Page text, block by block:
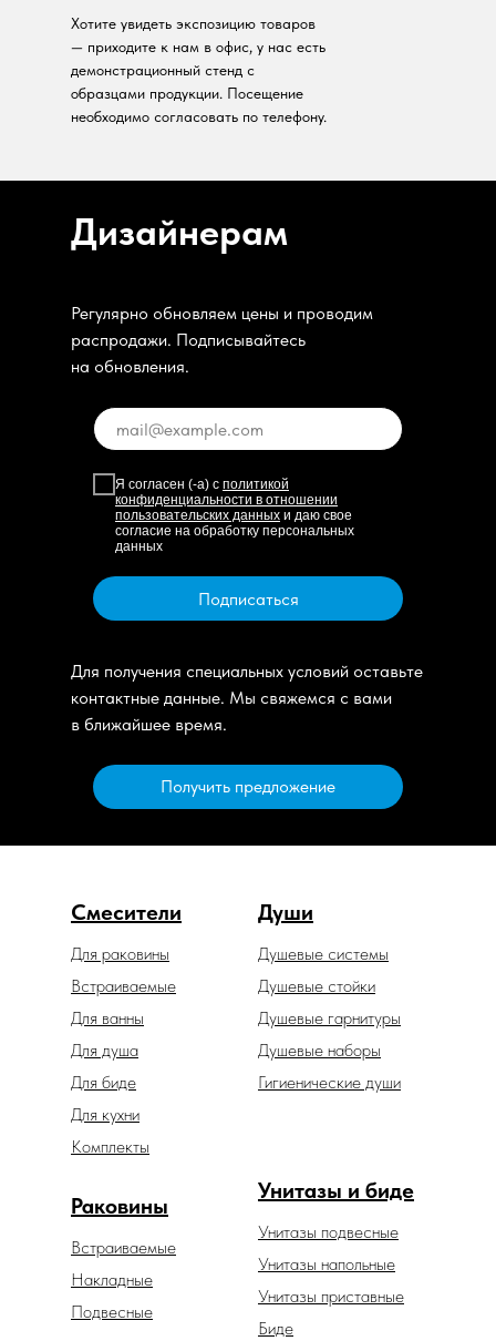
Хотите увидеть экспозицию товаров
— приходите к нам в офис, у нас есть
демонстрационный стенд с
образцами продукции. Посещение
необходимо согласовать по телефону.
Дизайнерам
Регулярно обновляем цены и проводим
распродажи. Подписывайтесь
на обновления.
Я согласен (-а) с политикой
конфиденциальности в отношении
пользовательских данных и даю свое
согласие на обработку персональных
данных
Подписаться
Для получения специальных условий оставьте
контактные данные. Мы свяжемся с вами
в ближайшее время.
Получить предложение
Смесители Души
Душевые гарнитуры
Душевые системы
Гигиенические души
Душевые наборы
Унитазы и биде
Унитазы подвесные
Унитазы напольные
Унитазы приставные
Раковины
Встраиваемые
Накладные
Подвесные
Встраиваемые
Для биде
Для ванны
Для душа
Для раковины
Для кухни
Душевые стойки
Биде
Комплекты